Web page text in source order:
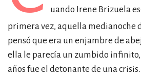
uando Irene Brizuela
primera vez, aquella medianoche
pensó que era un enjambre de
ella le parecía un zumbido infinito,
años fue el detonante de una crisis.